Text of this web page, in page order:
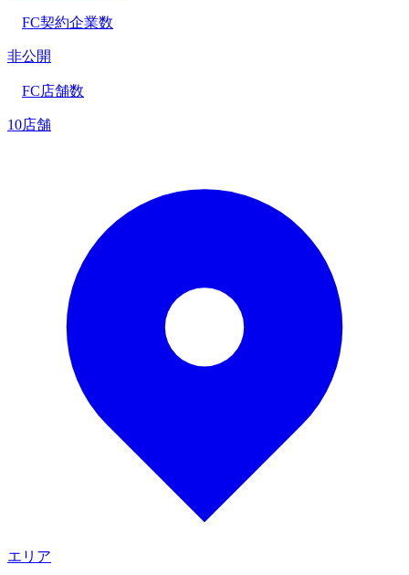
FC契約企業数
非公開
FC店舗数
10店舗
エリア